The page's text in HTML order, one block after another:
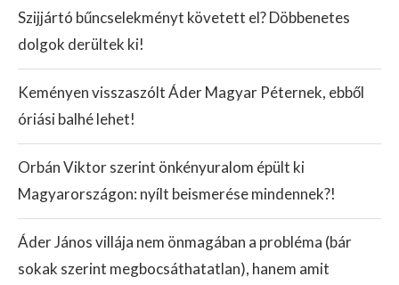
Szijjártó bűncselekményt követett el? Döbbenetes
dolgok derültek ki!
Keményen visszaszólt Áder Magyar Péternek, ebből
óriási balhé lehet!
Orbán Viktor szerint önkényuralom épült ki
Magyarországon: nyílt beismerése mindennek?!
Áder János villája nem önmagában a probléma (bár
sokak szerint megbocsáthatatlan), hanem amit